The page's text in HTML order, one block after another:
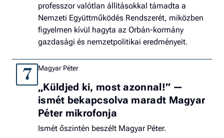
professzor valótlan állításokkal támadta a
Nemzeti Együttműködés Rendszerét, miközben
figyelmen kívül hagyta az Orbán-kormány
gazdasági és nemzetpolitikai eredményeit.
7 Magyar Péter
„Küldjed ki, most azonnal!” —
ismét bekapcsolva maradt Magyar
Péter mikrofonja
Ismét őszintén beszélt Magyar Péter.